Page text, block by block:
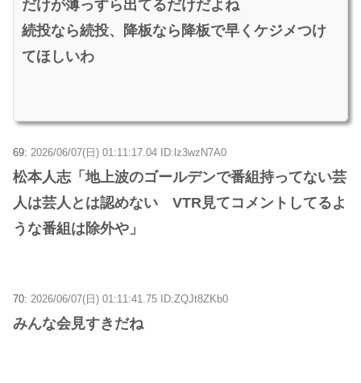
だけが薄っすら出てるだけだよね
続投なら続投、降板なら降板で早くケジメつけ
てほしいわ
69: 2026/06/07(日) 01:11:17.04 ID:lz3wzN7A0
松本人志「地上波のゴールデンで番組持ってない芸
人は芸人とは認めない VTR見てコメントしてるよ
うな番組は除外や」
70: 2026/06/07(日) 01:11:41.75 ID:ZQJt8ZKb0
みんな会見すきだね